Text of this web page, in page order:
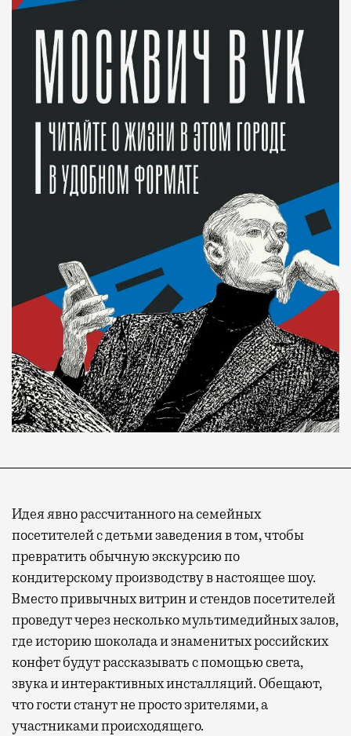
Идея явно рассчитанного на семейных
посетителей с детьми заведения в том, чтобы
превратить обычную экскурсию по
кондитерскому производству в настоящее шоу.
Вместо привычных витрин и стендов посетителей
проведут через несколько мультимедийных залов,
где историю шоколада и знаменитых российских
конфет будут рассказывать с помощью света,
звука и интерактивных инсталляций. Обещают,
что гости станут не просто зрителями, а
участниками происходящего.